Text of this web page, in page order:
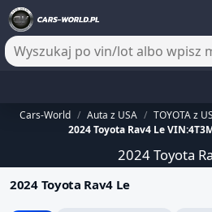
Cars-World / Auta z USA / TOYOTA z
2024 Toyota Rav4 Le
2024 Toyota
2024 Toyota Rav4 Le